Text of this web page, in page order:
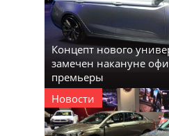
Концепт нового
замечен накануне
премьеры
Новости